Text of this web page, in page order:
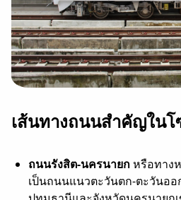
เส้นทางถนนสำคัญใน
ถนนรังสิต-นครนายกหรือทาง
เป็นถนนแนวตะวันตก-ตะวันออ